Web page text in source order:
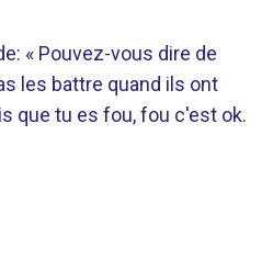
« Pouvez-vous dire de
les battre quand ils ont
que tu es fou, fou c'est ok.